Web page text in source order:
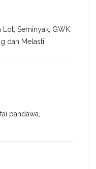
Lot, Seminyak, GWK,
dan Melasti
pandawa,